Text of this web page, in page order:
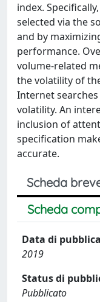
index.
selected via the
and by
performance.
volume-related
the volatility of
Internet
volatility. An
inclusion of
specification
accurate.
Scheda
Scheda
Data di
2019
Status di
Pubblicato